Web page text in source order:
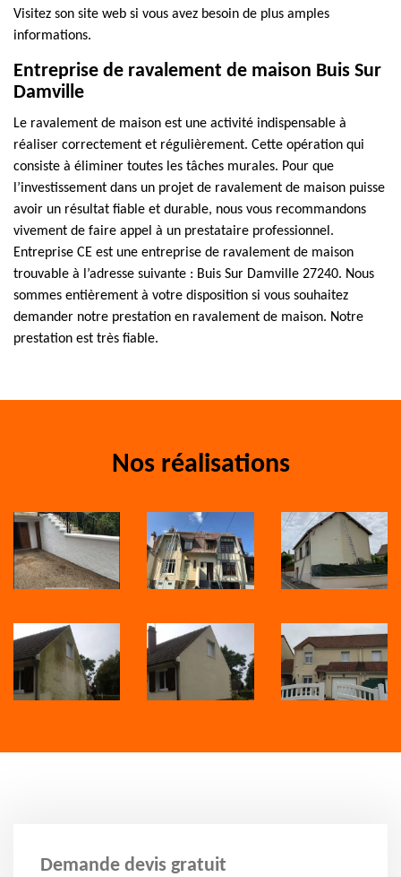
Visitez son site web si vous avez besoin de plus amples
informations.
Entreprise de ravalement de maison Buis Sur
Damville
Le ravalement de maison est une activité indispensable à
réaliser correctement et régulièrement. Cette opération qui
consiste à éliminer toutes les tâches murales. Pour que
l’investissement dans un projet de ravalement de maison puisse
avoir un résultat fiable et durable, nous vous recommandons
vivement de faire appel à un prestataire professionnel.
Entreprise CE est une entreprise de ravalement de maison
trouvable à l’adresse suivante : Buis Sur Damville 27240. Nous
sommes entièrement à votre disposition si vous souhaitez
demander notre prestation en ravalement de maison. Notre
prestation est très fiable.
Nos réalisations
Demande devis gratuit